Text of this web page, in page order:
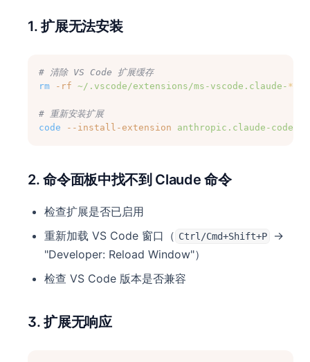
1. 扩展无法安装
# 清除 VS Code 扩展缓存
rm
-rf ~/.vscode/extensions/ms-vscode.claude- *
# 重新安装扩展
code
--install-extension anthropic.claude-code
2. 命令面板中找不到 Claude 命令
检查扩展是否已启用
重新加载 VS Code 窗口（ Ctrl/Cmd+Shift+P
→
"Developer: Reload Window"）
检查 VS Code 版本是否兼容
3. 扩展无响应